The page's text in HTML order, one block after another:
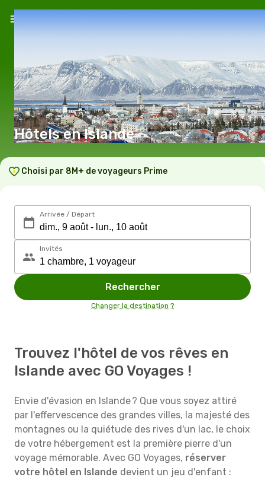
Hôtels en Islande
Choisi par 8M+ de voyageurs Prime
Arrivée / Départ
Invités
Rechercher
Changer la destination ?
Trouvez l'hôtel de vos rêves en
Islande avec GO Voyages !
Envie d'évasion en Islande ? Que vous soyez attiré
par l'effervescence des grandes villes, la majesté des
montagnes ou la quiétude des rives d'un lac, le choix
de votre hébergement est la première pierre d'un
voyage mémorable. Avec GO Voyages, réserver
votre hôtel en Islande devient un jeu d'enfant :